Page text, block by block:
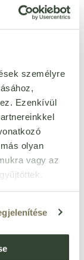
személyre
Ezenkívül
olyan
vagy az